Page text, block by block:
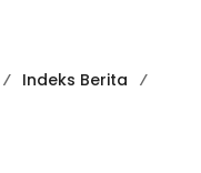
Indeks Berita